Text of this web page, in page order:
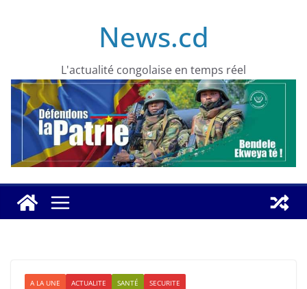
News.cd
L'actualité congolaise en temps réel
A LA UNE ACTUALITE SANTÉ SECURITE